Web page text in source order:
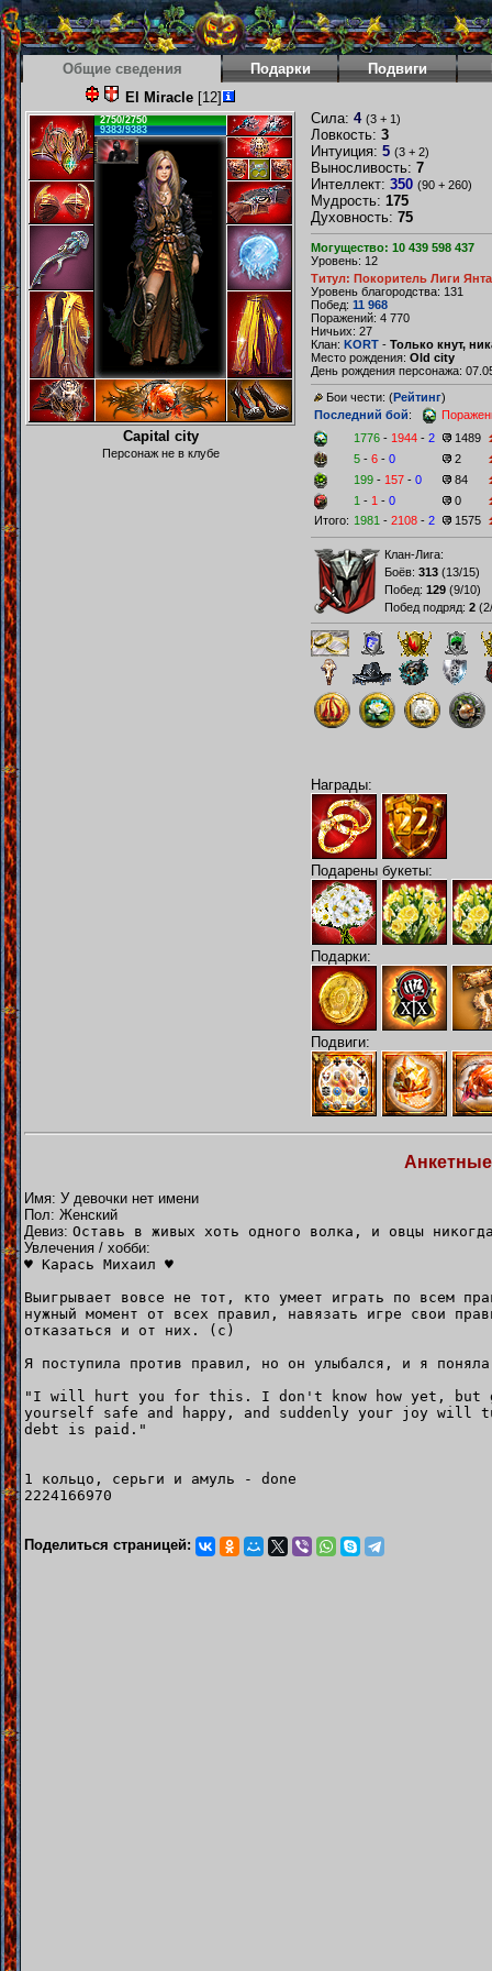
Общие сведения Подарки Подвиги
El Miracle [12]
2750/2750
9383/9383
Capital city
Персонаж не в клубе
Сила: 4 (3 + 1)
Ловкость: 3
Интуиция: 5 (3 + 2)
Выносливость: 7
Интеллект: 350 (90 + 260)
Мудрость: 175
Духовность: 75
Могущество: 10 439 598 437
Уровень: 12
Титул: Покоритель Лиги
Уровень благородства: 131
Побед: 11 968
Поражений: 4 770
Ничьих: 27
Клан: KORT - Только кнут,
Место рождения: Old city
День рождения персонажа:
Бои чести: (Рейтинг)
Последний бой:
1776 - 1944 - 2
1489
5 - 6 - 0
2
199 - 157 - 0
84
1 - 1 - 0
0
Итого: 1981 - 2108 - 2 1575
Клан-Лига:
Боёв: 313 (13/15)
Побед: 129 (9/10)
Побед подряд: 2 (
Награды:
Подарены букеты:
Подарки:
Подвиги:
Имя: У девочки нет имени
Пол: Женский
Девиз: Оставь в живых хоть одного волка, и овцы
Увлечения / хобби:
♥ Карась Михаил ♥
Выигрывает вовсе не тот, кто умеет играть по всем
нужный момент от всех правил, навязать игре свои
отказаться и от них. (с)
Я поступила против правил, но он улыбался, и я
"I will hurt you for this. I don't know how yet, but
yourself safe and happy, and suddenly your joy will
debt is paid."
1 кольцо, серьги и амуль - done
2224166970
Поделиться страницей: